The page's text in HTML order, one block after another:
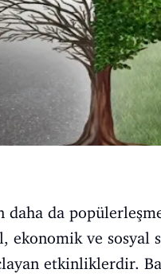
da
ve sosyal
etkinliklerdir.